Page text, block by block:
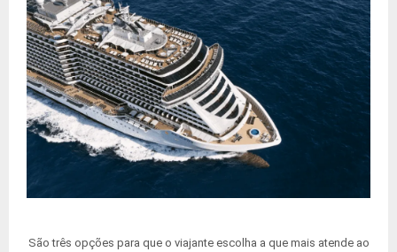
São três opções para que o viajante escolha a que mais atende ao